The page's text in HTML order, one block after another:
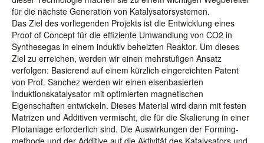
für die nächste Generation von Katalysatorsystemen.
Das Ziel des vorliegenden Projekts ist die Entwicklung eines
Proof of Concept für die effiziente Umwandlung von CO2 in
Synthesegas in einem induktiv beheizten Reaktor. Um dieses
Ziel zu erreichen, werden wir einen mehrstufigen Ansatz
verfolgen: Basierend auf einem kürzlich eingereichten Patent
von Prof. Sanchez werden wir einen eisenbasierten
Induktionskatalysator mit optimierten magnetischen
Eigenschaften entwickeln. Dieses Material wird dann mit festen
Matrizen und Additiven vermischt, die für die Skalierung in einer
Pilotanlage erforderlich sind. Die Auswirkungen der Forming-
methode und der Additive auf die Aktivität des Katalysators und